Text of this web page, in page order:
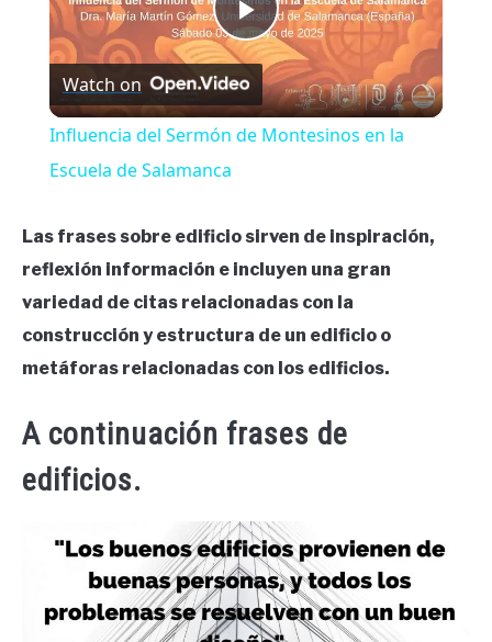
Play
Video
Watch on
Influencia del Sermón de Montesinos en la
Escuela de Salamanca
Las frases sobre edificio sirven de inspiración,
reflexión información e incluyen una gran
variedad de citas relacionadas con la
construcción y estructura de un edificio o
metáforas relacionadas con los edificios.
A continuación frases de
edificios.